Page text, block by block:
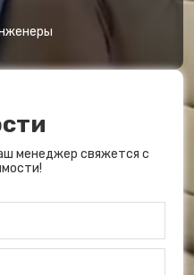
менеджер свяжется с